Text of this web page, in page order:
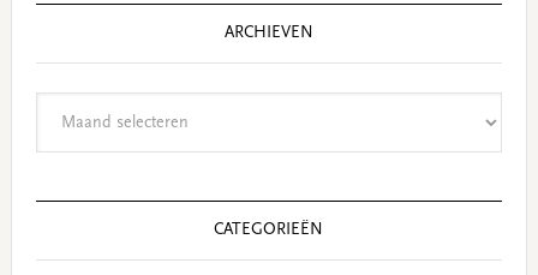
ARCHIEVEN
CATEGORIEËN